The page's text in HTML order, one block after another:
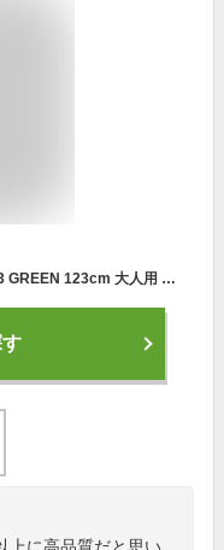
スキーセット SWALLOW 23-24 OREO 123 GREEN 123cm 大人用 スキー板 金具付き ショートスキー ミッドスキー グリップウォーク対応 【RCP】【メール便不可・宅配便配送】